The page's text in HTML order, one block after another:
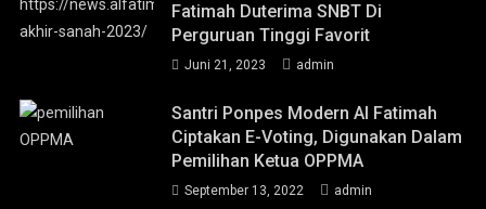
Fatimah Duterima SNBT Di
Perguruan Tinggi Favorit
Juni 21, 2023 admin
Santri Ponpes Modern Al Fatimah
Ciptakan E-Voting, Digunakan Dalam
Pemilihan Ketua OPPMA
September 13, 2022 admin